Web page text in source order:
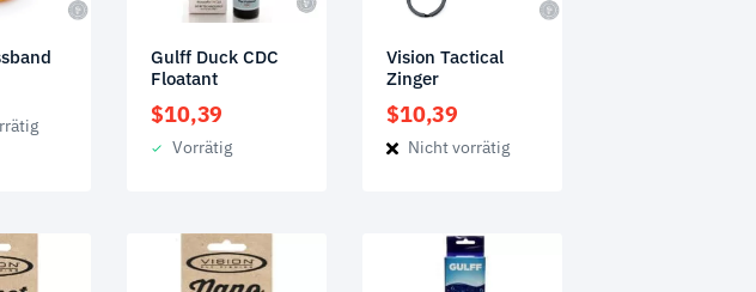
Gulff Duck CDC
Floatant
$10,39
Vorrätig
Vision Tactical
Zinger
$10,39
Nicht vorrätig